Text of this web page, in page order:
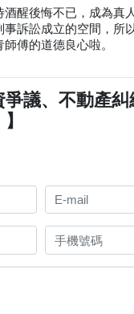
醒後悔不已，成為真
訴訟成立的空間，所
傅的道德良心啦。
爭議、不動產